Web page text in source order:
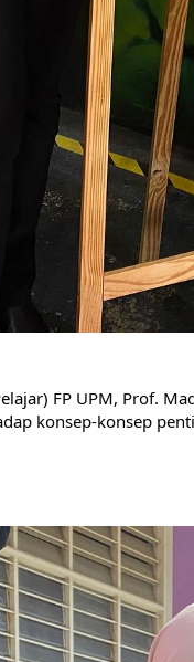
FP UPM, Prof.
konsep-konsep